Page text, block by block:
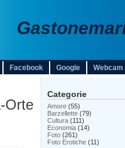
Facebook Google Webcam
Orte
Categorie
Amore (55)
Barzellette (79)
Cultura (111)
Economia (14)
Foto (261)
Foto Erotiche (11)